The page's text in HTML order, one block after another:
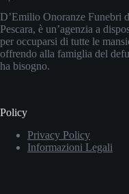
D’Emilio Onoranze Funebri
Pescara, è un’agenzia a
per occuparsi di tutte le
offrendo alla famiglia del
ha bisogno.
Policy
Privacy Policy
Informazioni Legali